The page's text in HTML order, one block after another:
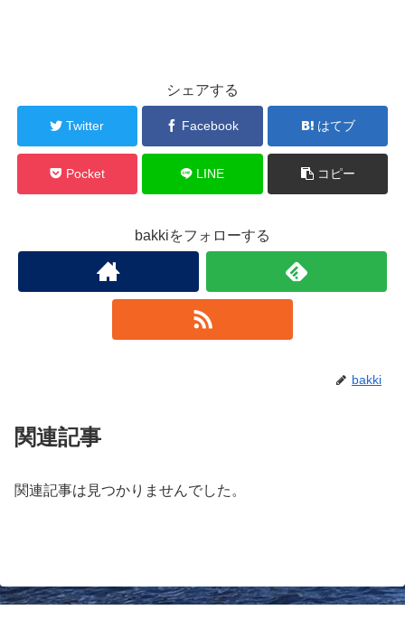
シェアする
Twitter Facebook はてブ
Pocket LINE コピー
bakkiをフォローする
bakki
関連記事
関連記事は見つかりませんでした。